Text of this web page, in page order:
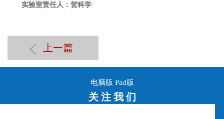
实验室责任人： 贺科学
上一篇
电脑版 Pad版
关 注 我 们